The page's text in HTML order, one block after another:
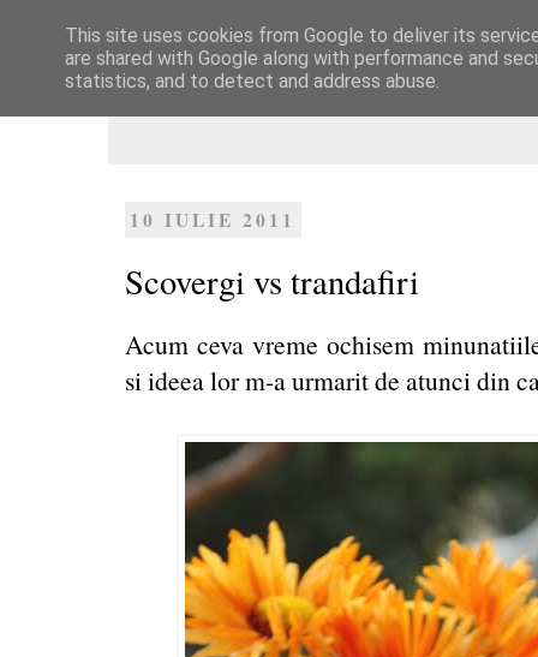
Dulcegarii culinare
10 IULIE 2011
Scovergi vs trandafiri
Acum ceva vreme ochisem
si ideea lor m-a urmarit de atunci din
This site uses cookies from Google to deliver its
are shared with Google along with performance and
statistics, and to detect and address abuse.